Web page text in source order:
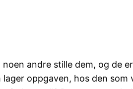
andre stille dem, og de
oppgaven, hos den